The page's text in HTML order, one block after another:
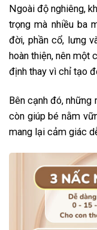
Ngoài độ nghiêng,
trọng mà nhiều ba
đời, phần cổ, lưng
hoàn thiện, nên một
định thay vì chỉ tạo
Bên cạnh đó,
còn giúp bé nằm
mang lại cảm giác